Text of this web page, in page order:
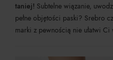
taniej! Subtelne wiązanie,
pełne objętości paski? Srebro
marki z pewnością nie ułatwi Ci